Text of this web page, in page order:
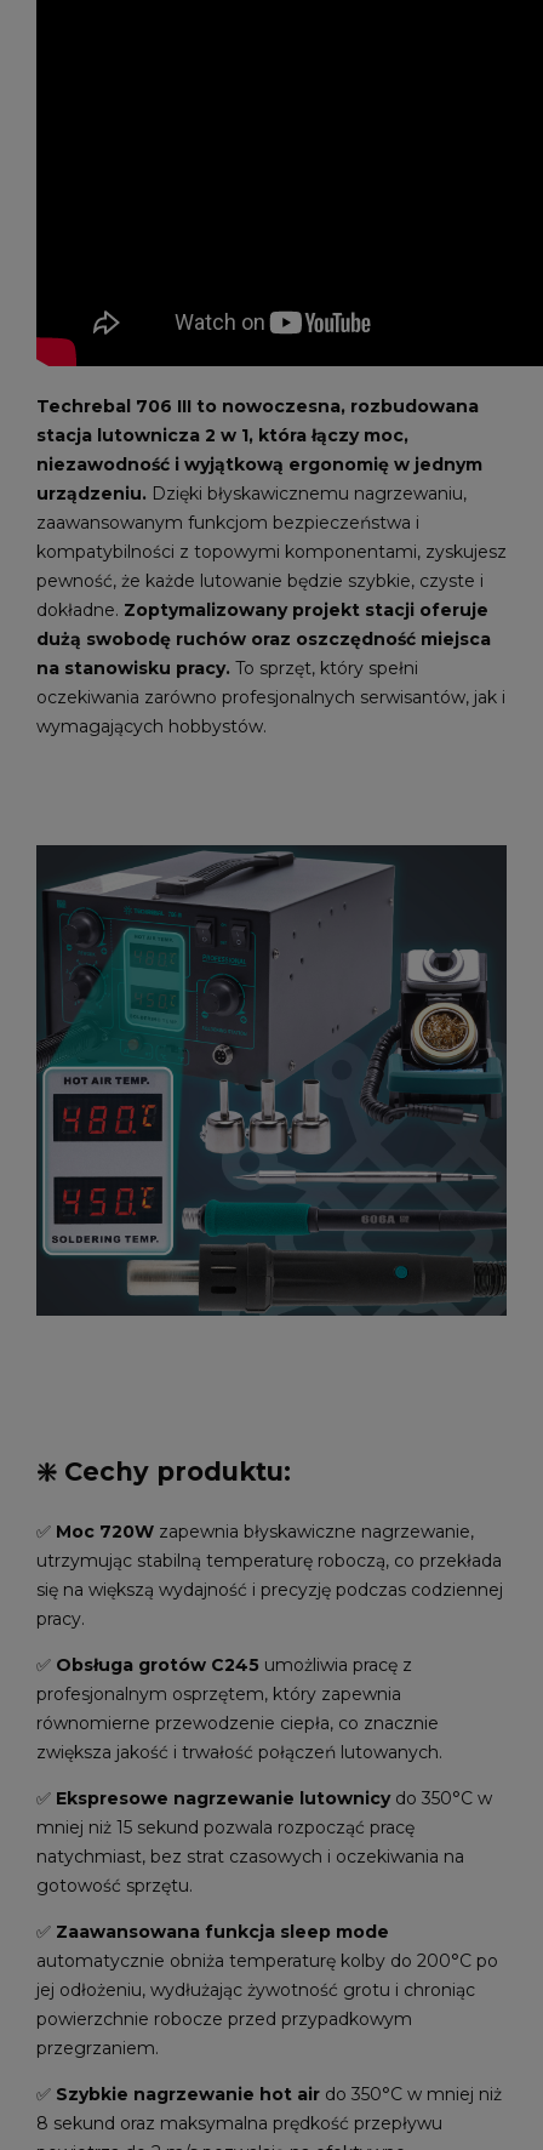
Techrebal 706 III to nowoczesna, rozbudowana
stacja lutownicza 2 w 1, która łączy moc,
niezawodność i wyjątkową ergonomię w jednym
urządzeniu. Dzięki błyskawicznemu nagrzewaniu,
zaawansowanym funkcjom bezpieczeństwa i
kompatybilności z topowymi komponentami, zyskujesz
pewność, że każde lutowanie będzie szybkie, czyste i
dokładne. Zoptymalizowany projekt stacji oferuje
dużą swobodę ruchów oraz oszczędność miejsca
na stanowisku pracy. To sprzęt, który spełni
oczekiwania zarówno profesjonalnych serwisantów, jak i
wymagających hobbystów.
❇️ Cechy produktu:
✅ Moc 720W zapewnia błyskawiczne nagrzewanie,
utrzymując stabilną temperaturę roboczą, co przekłada
się na większą wydajność i precyzję podczas codziennej
pracy.
✅ Obsługa grotów C245 umożliwia pracę z
profesjonalnym osprzętem, który zapewnia
równomierne przewodzenie ciepła, co znacznie
zwiększa jakość i trwałość połączeń lutowanych.
✅ Ekspresowe nagrzewanie lutownicydo 350°C w
mniej niż 15 sekund pozwala rozpocząć pracę
natychmiast, bez strat czasowych i oczekiwania na
gotowość sprzętu.
✅ Zaawansowana funkcja sleep mode
automatycznie obniża temperaturę kolby do 200°C po
jej odłożeniu, wydłużając żywotność grotu i chroniąc
powierzchnie robocze przed przypadkowym
przegrzaniem.
✅ Szybkie nagrzewanie hot air do 350°C w mniej niż
8 sekund oraz maksymalna prędkość przepływu